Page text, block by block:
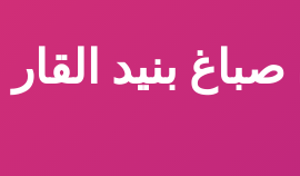
بنيد القار